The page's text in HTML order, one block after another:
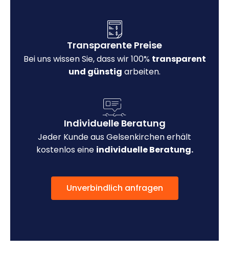
Transparente Preise
Bei uns wissen Sie, dass wir 100% transparent
und günstig arbeiten.
Individuelle Beratung
Jeder Kunde aus Gelsenkirchen erhält
kostenlos eine individuelle Beratung.
Unverbindlich anfragen